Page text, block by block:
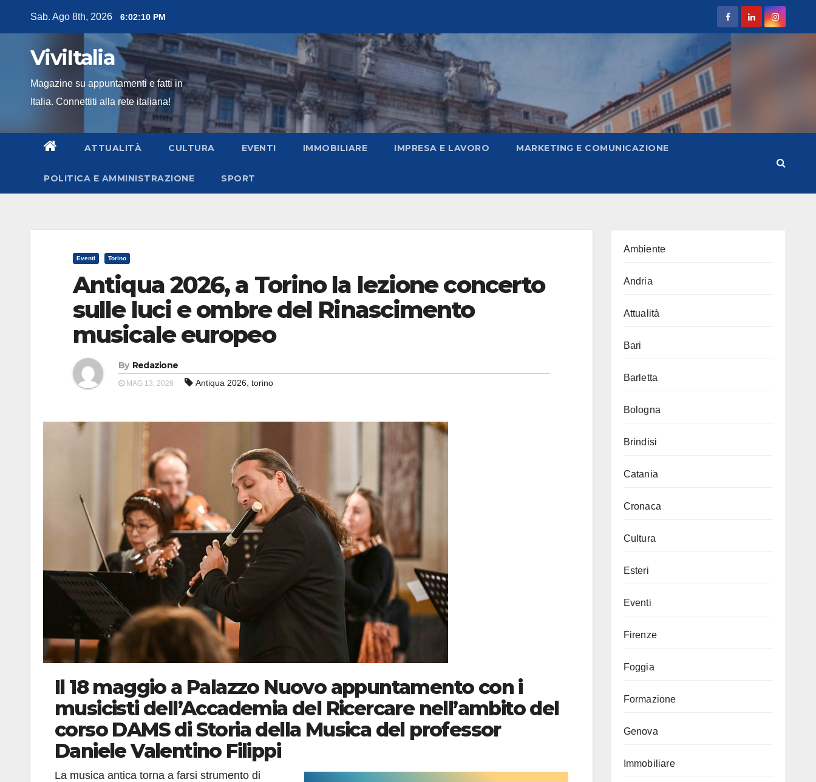
Sab. Ago 8th, 2026 6:02:12 PM
ViviItalia
Magazine su appuntamenti e fatti in
Italia. Connettiti alla rete italiana!
ATTUALITÀ CULTURA EVENTI IMMOBILIARE IMPRESA E LAVORO MARKETING E COMUNICAZIONE
POLITICA E AMMINISTRAZIONE SPORT
Eventi Torino
Antiqua 2026, a Torino la lezione concerto
sulle luci e ombre del Rinascimento
musicale europeo
By Redazione
MAG 13, 2026 Antiqua 2026, torino
Il 18 maggio a Palazzo Nuovo appuntamento con i
musicisti dell’Accademia del Ricercare nell’ambito del
corso DAMS di Storia della Musica del professor
Daniele Valentino Filippi
La musica antica torna a farsi strumento di
Ambiente
Andria
Attualità
Bari
Barletta
Bologna
Brindisi
Catania
Cronaca
Cultura
Esteri
Eventi
Firenze
Foggia
Formazione
Genova
Immobiliare